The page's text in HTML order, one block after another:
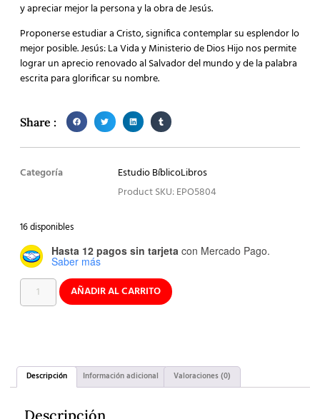
y apreciar mejor la persona y la obra de Jesús.
Proponerse estudiar a Cristo, significa contemplar su esplendor lo
mejor posible. Jesús: La Vida y Ministerio de Dios Hijo nos permite
lograr un aprecio renovado al Salvador del mundo y de la palabra
escrita para glorificar su nombre.
Share :
Categoría Estudio BíblicoLibros
Product SKU: EPO5804
16 disponibles
Hasta 12 pagos sin tarjeta con Mercado Pago.
Saber más
AÑADIR AL CARRITO
Descripción Información adicional Valoraciones (0)
Descripción